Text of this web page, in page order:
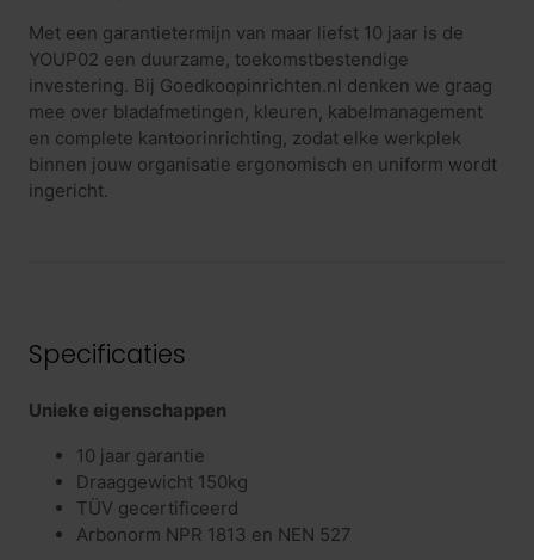
Met een garantietermijn van maar liefst 10 jaar is de
YOUP02 een duurzame, toekomstbestendige
investering. Bij Goedkoopinrichten.nl denken we graag
mee over bladafmetingen, kleuren, kabelmanagement
en complete kantoorinrichting, zodat elke werkplek
binnen jouw organisatie ergonomisch en uniform wordt
ingericht.
Specificaties
Unieke eigenschappen
10 jaar garantie
Draaggewicht 150kg
TÜV gecertificeerd
Arbonorm NPR 1813 en NEN 527